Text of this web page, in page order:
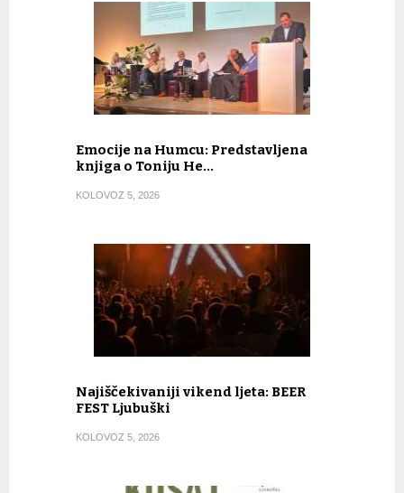
Emocije na Humcu: Predstavljena
knjiga o Toniju He…
KOLOVOZ 5, 2026
Najiščekivaniji vikend ljeta: BEER
FEST Ljubuški
KOLOVOZ 5, 2026